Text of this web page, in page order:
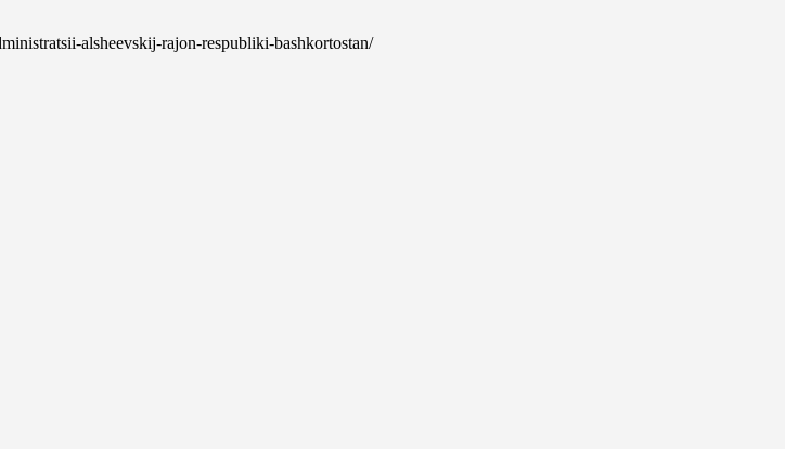
alsheevskij-rajon-respubliki-bashkortostan/